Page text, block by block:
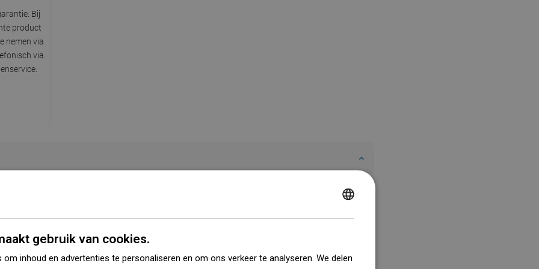
Bij
product
nemen via
via
zijde 40,5 cm
zijde 33 cm
gebruik van cookies.
om inhoud en advertenties te personaliseren en om ons verkeer te analyseren. We delen